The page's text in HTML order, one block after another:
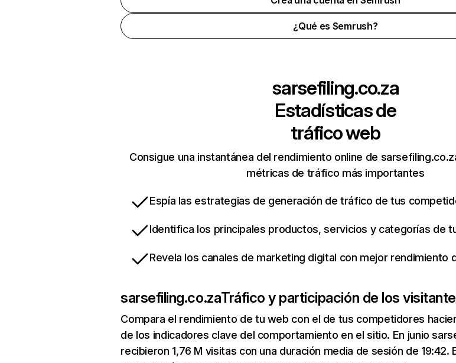
¿Qué es Semrush?
sarsefiling.co.za
Estadísticas de
tráfico web
Consigue una instantánea del rendimiento online de
métricas de tráfico más importantes
Espía las estrategias de generación de tráfico de tus
Identifica los principales productos, servicios y categorías de
Revela los canales de marketing digital con mejor rendimiento
sarsefiling.co.zaTráfico y participación de los
Compara el rendimiento de tu web con el de tus competidores
de los indicadores clave del comportamiento en el sitio. En junio
recibieron 1,76 M visitas con una duración media de sesión de 19:42.